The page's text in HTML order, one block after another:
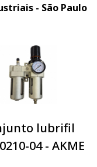
- São Paulo
lubrifil
04 - AKME